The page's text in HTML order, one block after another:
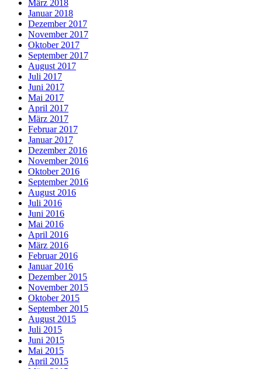
März 2018
Januar 2018
Dezember 2017
November 2017
Oktober 2017
September 2017
August 2017
Juli 2017
Juni 2017
Mai 2017
April 2017
März 2017
Februar 2017
Januar 2017
Dezember 2016
November 2016
Oktober 2016
September 2016
August 2016
Juli 2016
Juni 2016
Mai 2016
April 2016
März 2016
Februar 2016
Januar 2016
Dezember 2015
November 2015
Oktober 2015
September 2015
August 2015
Juli 2015
Juni 2015
Mai 2015
April 2015